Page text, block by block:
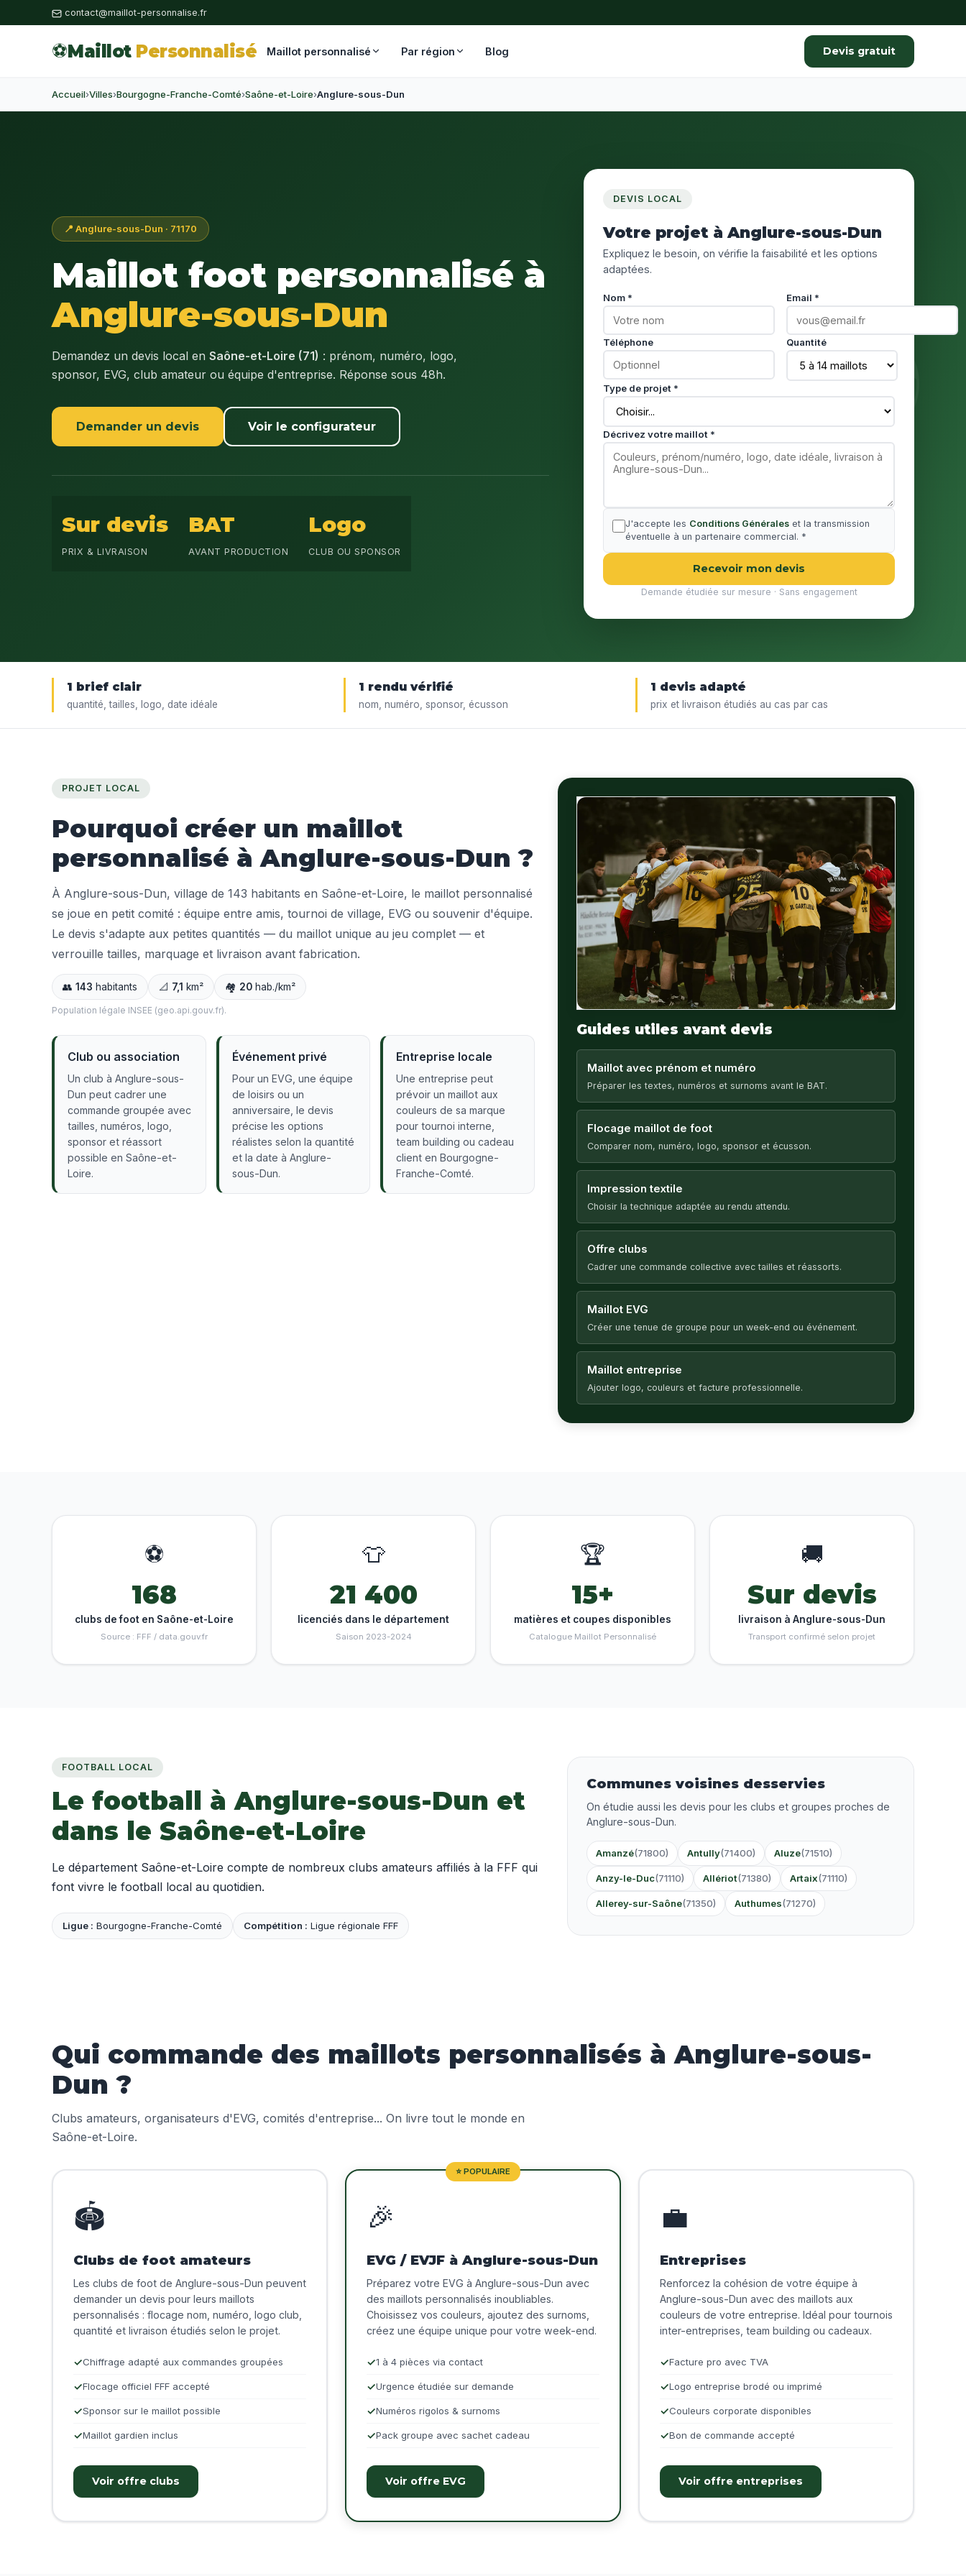
contact@maillot-personnalise.fr
⚽Maillot Personnalisé Maillot personnalisé Par région Blog Devis gratuit
Accueil›Villes›Bourgogne-Franche-Comté›Saône-et-Loire›Anglure-sous-Dun
📍 Anglure-sous-Dun · 71170
Maillot foot personnalisé à
Anglure-sous-Dun
Demandez un devis local en Saône-et-Loire (71) : prénom, numéro, logo,
sponsor, EVG, club amateur ou équipe d'entreprise. Réponse sous 48h.
Demander un devis Voir le configurateur
Sur devis
PRIX & LIVRAISON
BAT
AVANT PRODUCTION
Logo
CLUB OU SPONSOR
DEVIS LOCAL
Votre projet à Anglure-sous-Dun
Expliquez le besoin, on vérifie la faisabilité et les options
adaptées.
Nom * Email *
Téléphone Quantité
Type de projet *
Décrivez votre maillot *
J'accepte les Conditions Générales et la transmission
éventuelle à un partenaire commercial. *
Recevoir mon devis
Demande étudiée sur mesure · Sans engagement
1 brief clair
quantité, tailles, logo, date idéale
1 rendu vérifié
nom, numéro, sponsor, écusson
1 devis adapté
prix et livraison étudiés au cas par cas
PROJET LOCAL
Pourquoi créer un maillot
personnalisé à Anglure-sous-Dun ?
À Anglure-sous-Dun, village de 143 habitants en Saône-et-Loire, le maillot personnalisé
se joue en petit comité : équipe entre amis, tournoi de village, EVG ou souvenir d'équipe.
Le devis s'adapte aux petites quantités — du maillot unique au jeu complet — et
verrouille tailles, marquage et livraison avant fabrication.
👥 143 habitants 📐 7,1 km² 🏘️ 20 hab./km²
Population légale INSEE (geo.api.gouv.fr).
Club ou association
Un club à Anglure-sous-
Dun peut cadrer une
commande groupée avec
tailles, numéros, logo,
sponsor et réassort
possible en Saône-et-
Loire.
Événement privé
Pour un EVG, une équipe
de loisirs ou un
anniversaire, le devis
précise les options
réalistes selon la quantité
et la date à Anglure-
sous-Dun.
Entreprise locale
Une entreprise peut
prévoir un maillot aux
couleurs de sa marque
pour tournoi interne,
team building ou cadeau
client en Bourgogne-
Franche-Comté.
Guides utiles avant devis
Maillot avec prénom et numéro
Préparer les textes, numéros et surnoms avant le BAT.
Flocage maillot de foot
Comparer nom, numéro, logo, sponsor et écusson.
Impression textile
Choisir la technique adaptée au rendu attendu.
Offre clubs
Cadrer une commande collective avec tailles et réassorts.
Maillot EVG
Créer une tenue de groupe pour un week-end ou événement.
Maillot entreprise
Ajouter logo, couleurs et facture professionnelle.
⚽
168
clubs de foot en Saône-et-Loire
Source : FFF / data.gouv.fr
👕
21 400
licenciés dans le département
Saison 2023-2024
🏆
15+
matières et coupes disponibles
Catalogue Maillot Personnalisé
🚚
Sur devis
livraison à Anglure-sous-Dun
Transport confirmé selon projet
FOOTBALL LOCAL
Le football à Anglure-sous-Dun et
dans le Saône-et-Loire
Le département Saône-et-Loire compte de nombreux clubs amateurs affiliés à la FFF qui
font vivre le football local au quotidien.
Ligue : Bourgogne-Franche-Comté Compétition : Ligue régionale FFF
Communes voisines desservies
On étudie aussi les devis pour les clubs et groupes proches de
Anglure-sous-Dun.
Amanzé(71800) Antully(71400) Aluze(71510)
Anzy-le-Duc(71110) Allériot(71380) Artaix(71110)
Allerey-sur-Saône(71350) Authumes(71270)
Qui commande des maillots personnalisés à Anglure-sous-
Dun ?
Clubs amateurs, organisateurs d'EVG, comités d'entreprise... On livre tout le monde en
Saône-et-Loire.
🏟️
Clubs de foot amateurs
Les clubs de foot de Anglure-sous-Dun peuvent
demander un devis pour leurs maillots
personnalisés : flocage nom, numéro, logo club,
quantité et livraison étudiés selon le projet.
Chiffrage adapté aux commandes groupées
Flocage officiel FFF accepté
Sponsor sur le maillot possible
Maillot gardien inclus
Voir offre clubs
⭐ POPULAIRE
🎉
EVG / EVJF à Anglure-sous-Dun
Préparez votre EVG à Anglure-sous-Dun avec
des maillots personnalisés inoubliables.
Choisissez vos couleurs, ajoutez des surnoms,
créez une équipe unique pour votre week-end.
1 à 4 pièces via contact
Urgence étudiée sur demande
Numéros rigolos & surnoms
Pack groupe avec sachet cadeau
Voir offre EVG
💼
Entreprises
Renforcez la cohésion de votre équipe à
Anglure-sous-Dun avec des maillots aux
couleurs de votre entreprise. Idéal pour tournois
inter-entreprises, team building ou cadeaux.
Facture pro avec TVA
Logo entreprise brodé ou imprimé
Couleurs corporate disponibles
Bon de commande accepté
Voir offre entreprises